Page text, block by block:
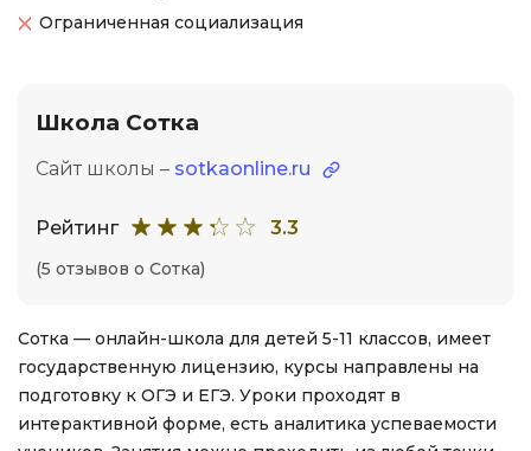
Ограниченная социализация
Школа Сотка
Сайт школы – sotkaonline.ru
Рейтинг 3.3
(5 отзывов о Сотка)
Сотка — онлайн-школа для детей 5-11 классов, имеет
государственную лицензию, курсы направлены на
подготовку к ОГЭ и ЕГЭ. Уроки проходят в
интерактивной форме, есть аналитика успеваемости